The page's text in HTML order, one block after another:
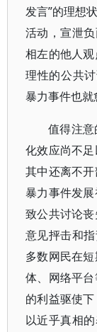
发言”的理想
活动，宣泄
相左的他人
理性的公共
暴力事件也就
值得注
化效应尚不
其中还离不
暴力事件发
致公共讨论
意见抨击和
多数网民在
体、网络平
的利益驱使
以近乎真相